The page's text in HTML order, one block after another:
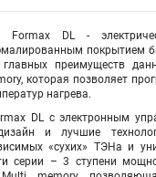
Formax DL -
покрытием
преимуществ
которая позволяет
нагрева.
DL с электронным
и лучшие
«сухих» ТЭНа и
серии – 3 ступени